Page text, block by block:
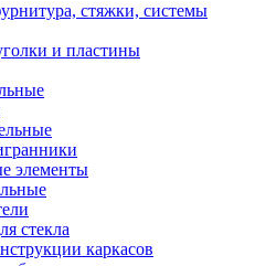
стяжки, системы
и пластины
элементы
стекла
каркасов